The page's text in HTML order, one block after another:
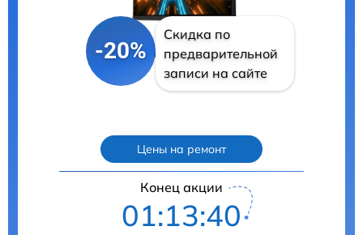
-20%
Скидка по
предварительной
записи на сайте
Цены на ремонт
Конец акции
01:13:39